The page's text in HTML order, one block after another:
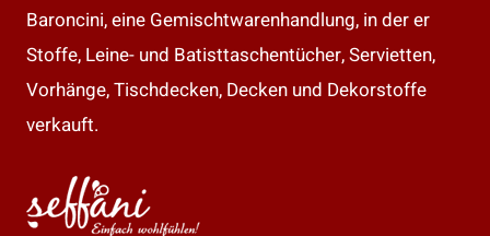
Baroncini, eine Gemischtwarenhandlung, in der er
Stoffe, Leine- und Batisttaschentücher, Servietten,
Vorhänge, Tischdecken, Decken und Dekorstoffe
verkauft.